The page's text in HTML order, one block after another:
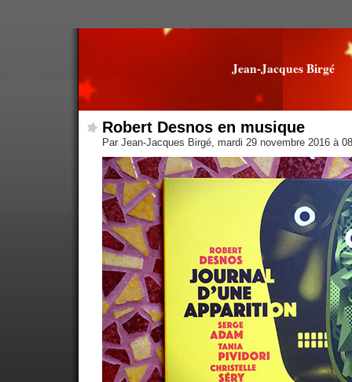
Jean-Jacques Birgé
Robert Desnos en musique
Par Jean-Jacques Birgé, mardi 29 novembre 2016 à